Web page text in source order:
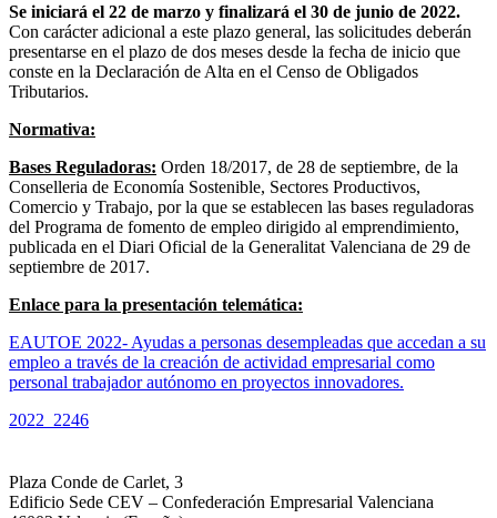
Se iniciará el 22 de marzo y finalizará el 30 de junio de 2022.
Con carácter adicional a este plazo general, las solicitudes deberán
presentarse en el plazo de dos meses desde la fecha de inicio que
conste en la Declaración de Alta en el Censo de Obligados
Tributarios.
Normativa:
Bases Reguladoras: Orden 18/2017, de 28 de septiembre, de la
Conselleria de Economía Sostenible, Sectores Productivos,
Comercio y Trabajo, por la que se establecen las bases reguladoras
del Programa de fomento de empleo dirigido al emprendimiento,
publicada en el Diari Oficial de la Generalitat Valenciana de 29 de
septiembre de 2017.
Enlace para la presentación telemática:
EAUTOE 2022- Ayudas a personas desempleadas que accedan a su
empleo a través de la creación de actividad empresarial como
personal trabajador autónomo en proyectos innovadores.
2022_2246
Plaza Conde de Carlet, 3
Edificio Sede CEV – Confederación Empresarial Valenciana